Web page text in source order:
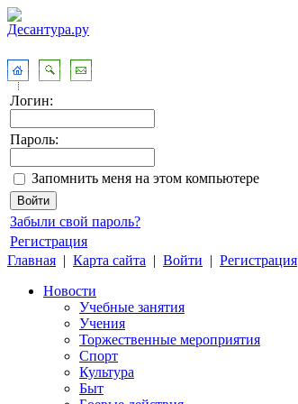
Логин:
Пароль:
Запомнить меня на этом компьютере
Забыли свой пароль?
Регистрация
Главная | Карта сайта | Войти | Регистрация
Новости
Учебные занятия
Учения
Торжественные мероприятия
Спорт
Культура
Быт